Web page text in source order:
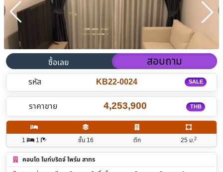
ซื้อเลย สอบถาม
รหัส KB22-0024 SALE
ราคาขาย 4,253,900 THB
1 1 ชั้น 16 ตึก 25 ม.2
คอนโด ไนท์บริดจ์ ไพร์ม สาทร